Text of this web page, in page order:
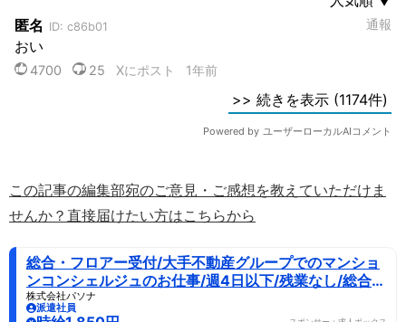
この記事の編集部宛のご意見・ご感想を教えていただけま
せんか？直接届けたい方はこちらから
総合・フロアー受付/大手不動産グループでのマンショ
ンコンシェルジュのお仕事/週4日以下/残業なし/総合・
フロアー受付/一般事務
株式会社パソナ
派遣社員